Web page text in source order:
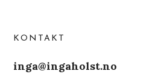
KONTAKT
inga@ingaholst.no